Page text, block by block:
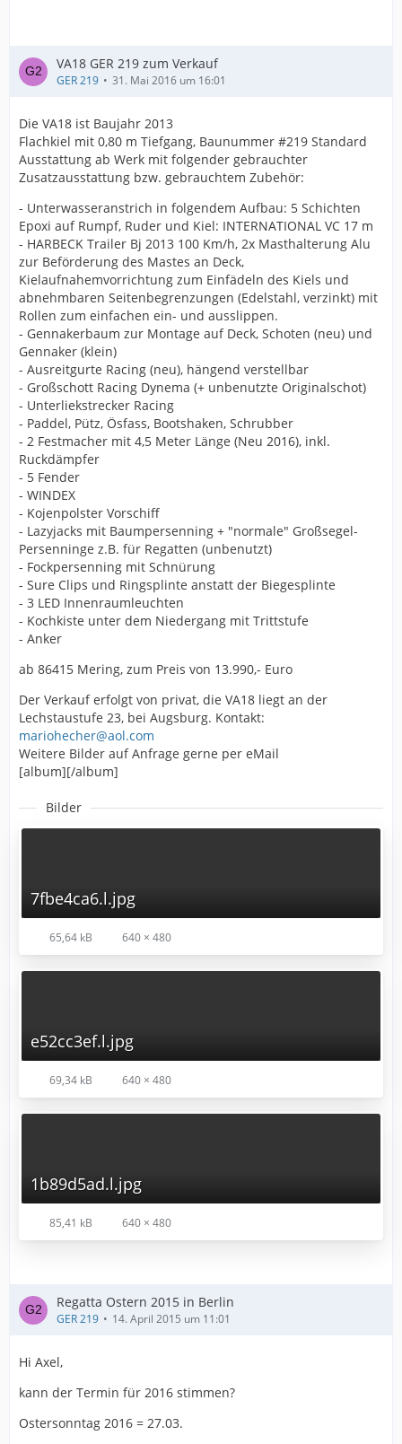
VA18 GER 219 zum Verkauf
GER 219 31. Mai 2016 um 16:01
Die VA18 ist Baujahr 2013
Flachkiel mit 0,80 m Tiefgang, Baunummer #219 Standard
Ausstattung ab Werk mit folgender gebrauchter
Zusatzausstattung bzw. gebrauchtem Zubehör:
- Unterwasseranstrich in folgendem Aufbau: 5 Schichten
Epoxi auf Rumpf, Ruder und Kiel: INTERNATIONAL VC 17 m
- HARBECK Trailer Bj 2013 100 Km/h, 2x Masthalterung Alu
zur Beförderung des Mastes an Deck,
Kielaufnahemvorrichtung zum Einfädeln des Kiels und
abnehmbaren Seitenbegrenzungen (Edelstahl, verzinkt) mit
Rollen zum einfachen ein- und ausslippen.
- Gennakerbaum zur Montage auf Deck, Schoten (neu) und
Gennaker (klein)
- Ausreitgurte Racing (neu), hängend verstellbar
- Großschott Racing Dynema (+ unbenutzte Originalschot)
- Unterliekstrecker Racing
- Paddel, Pütz, Ösfass, Bootshaken, Schrubber
- 2 Festmacher mit 4,5 Meter Länge (Neu 2016), inkl.
Ruckdämpfer
- 5 Fender
- WINDEX
- Kojenpolster Vorschiff
- Lazyjacks mit Baumpersenning + "normale" Großsegel-
Persenninge z.B. für Regatten (unbenutzt)
- Fockpersenning mit Schnürung
- Sure Clips und Ringsplinte anstatt der Biegesplinte
- 3 LED Innenraumleuchten
- Kochkiste unter dem Niedergang mit Trittstufe
- Anker
ab 86415 Mering, zum Preis von 13.990,- Euro
Der Verkauf erfolgt von privat, die VA18 liegt an der
Lechstaustufe 23, bei Augsburg. Kontakt:
mariohecher@aol.com
Weitere Bilder auf Anfrage gerne per eMail
[album][/album]
Bilder
7fbe4ca6.l.jpg
65,64 kB 640 × 480
e52cc3ef.l.jpg
69,34 kB 640 × 480
1b89d5ad.l.jpg
85,41 kB 640 × 480
Regatta Ostern 2015 in Berlin
GER 219 14. April 2015 um 11:01
Hi Axel,
kann der Termin für 2016 stimmen?
Ostersonntag 2016 = 27.03.